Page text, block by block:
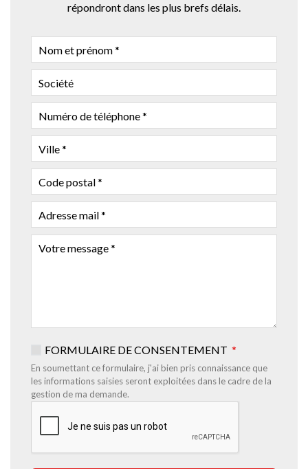
répondront dans les plus brefs délais.
NOM
ET
PRÉNOM
SOCIÉTÉ
NUMÉRO
DE
TÉLÉPHONE
VILLE
CODE
POSTAL
ADRESSE
MAIL
VOTRE
FORMULAIRE DE CONSENTEMENT
En soumettant ce formulaire, j'ai bien pris connaissance que
les informations saisies seront exploitées dans le cadre de la
gestion de ma demande.